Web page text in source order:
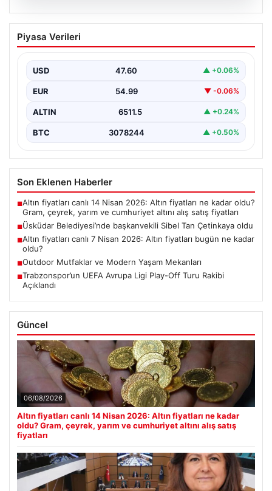
Üsküdar Belediyesi’nde başkanvekili
Sibel Tan Çetinkaya oldu
Piyasa Verileri
USD 47.60 ▲ +0.06%
EUR 54.99 ▼ -0.06%
ALTIN 6511.5 ▲ +0.24%
BTC 3078244 ▲ +0.50%
Son Eklenen Haberler
■Altın fiyatları canlı 14 Nisan 2026: Altın fiyatları ne kadar oldu?
Gram, çeyrek, yarım ve cumhuriyet altını alış satış fiyatları
■Üsküdar Belediyesi’nde başkanvekili Sibel Tan Çetinkaya oldu
■Altın fiyatları canlı 7 Nisan 2026: Altın fiyatları bugün ne kadar
oldu?
■Outdoor Mutfaklar ve Modern Yaşam Mekanları
■Trabzonspor’un UEFA Avrupa Ligi Play-Off Turu Rakibi
Açıklandı
Güncel
06/08/2026
Altın fiyatları canlı 14 Nisan 2026: Altın fiyatları ne kadar
oldu? Gram, çeyrek, yarım ve cumhuriyet altını alış satış
fiyatları